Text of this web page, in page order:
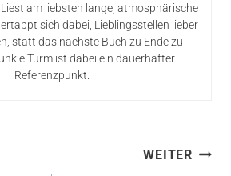
am liebsten lange, atmosphärische
sich dabei, Lieblingsstellen lieber
statt das nächste Buch zu Ende zu
Turm ist dabei ein dauerhafter
Referenzpunkt.
WEITER